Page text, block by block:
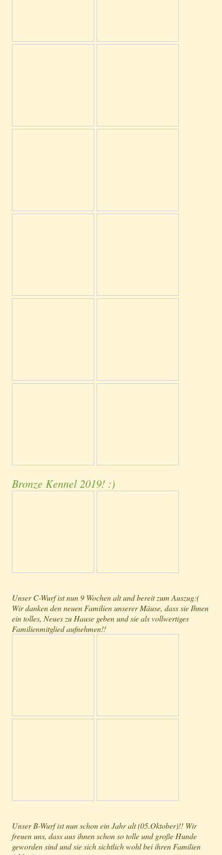
Bronze Kennel 2019! :)
Unser C-Wurf ist nun 9 Wochen alt und bereit zum Auszug:(
Wir danken den neuen Familien unserer Mäuse, dass sie Ihnen
ein tolles, Neues zu Hause geben und sie als vollwertiges
Familienmitglied aufnehmen!!
Unser B-Wurf ist nun schon ein Jahr alt (05.Oktober)!! Wir
freuen uns, dass aus ihnen schon so tolle und große Hunde
geworden sind und sie sich sichtlich wohl bei ihren Familien